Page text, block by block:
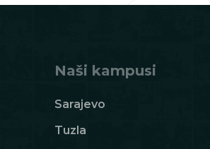
Naši kampusi
Sarajevo
Tuzla